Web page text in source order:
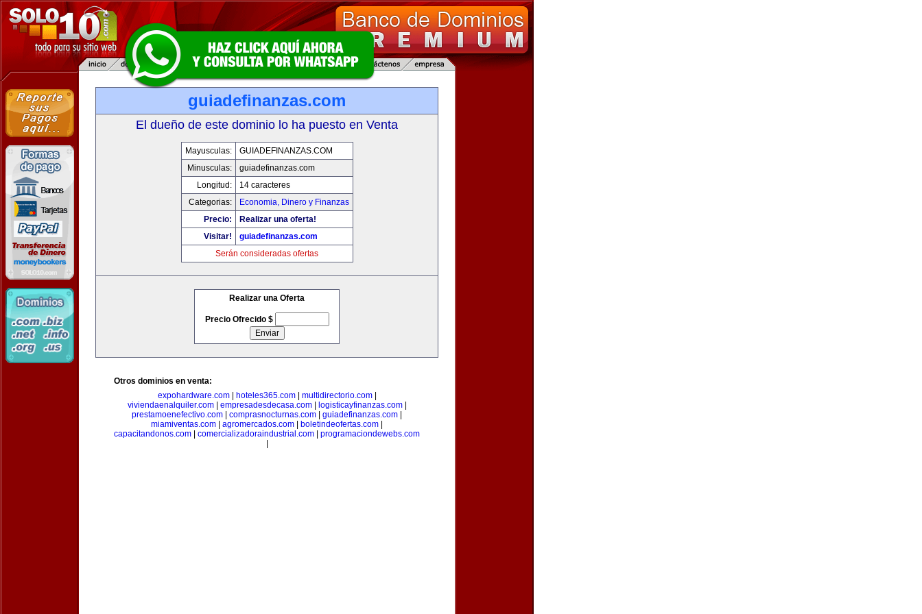
guiadefinanzas.com
El dueño de este dominio lo ha puesto en Venta
Mayusculas:
GUIADEFINANZAS.COM
Minusculas:
guiadefinanzas.com
Longitud:
14 caracteres
Categorias:
Economia, Dinero y Finanzas
Precio:
Realizar una oferta!
Visitar!
guiadefinanzas.com
Serán consideradas ofertas
Realizar una Oferta
Precio Ofrecido $
Otros dominios en venta:
expohardware.com| hoteles365.com| multidirectorio.com|
viviendaenalquiler.com| empresadesdecasa.com| logisticayfinanzas.com|
prestamoenefectivo.com
comprasnocturnas.com guiadefinanzas.com
miamiventas.com
agromercados.com boletindeofertas.com
capacitandonos.com
comercializadoraindustrial.com
programaciondewebs.com